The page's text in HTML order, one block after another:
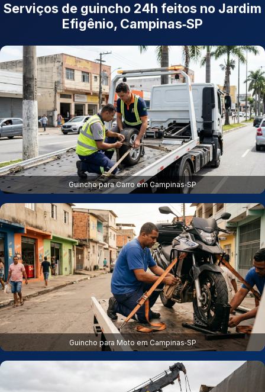
Serviços de guincho 24h feitos no Jardim
Efigênio, Campinas‑SP
Guincho para Carro em Campinas‑SP
Guincho para Moto em Campinas‑SP